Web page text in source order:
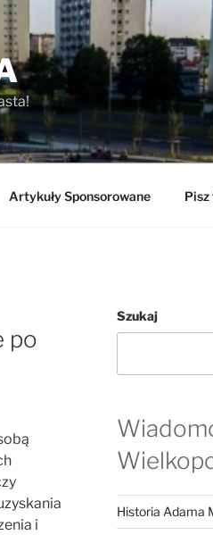
Artykuły Sponsorowane
po
i
Szukaj
Historia Adama